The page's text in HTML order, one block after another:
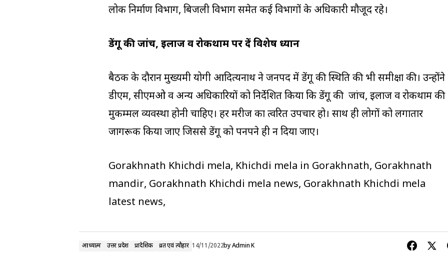
लोक निर्माण विभाग, बिजली विभाग समेत कई विभागों के अधिकारी मौजूद रहे।
डेंगू की जांच, इलाज व रोकथाम पर दें विशेष ध्यान
बैठक के दौरान मुख्यमंत्री योगी आदित्यनाथ ने जनपद में डेंगू की स्थिति की भी समीक्षा की। उन्होंने
डीएम, सीएमओ व अन्य अधिकारियों को निर्देशित किया कि डेंगू की जांच, इलाज व रोकथाम की
मुकम्मल व्यवस्था होनी चाहिए। हर मरीज का त्वरित उपचार हो। साथ ही लोगों को लगातार
जागरूक किया जाए जिससे डेंगू को पनपने ही न दिया जाए।
Gorakhnath Khichdi mela, Khichdi mela in Gorakhnath, Gorakhnath
mandir, Gorakhnath Khichdi mela news, Gorakhnath Khichdi mela
latest news,
आध्यात्म उत्तर प्रदेश प्रादेशिक व्रत एवं त्यौहार 14/11/2022byAdmin K